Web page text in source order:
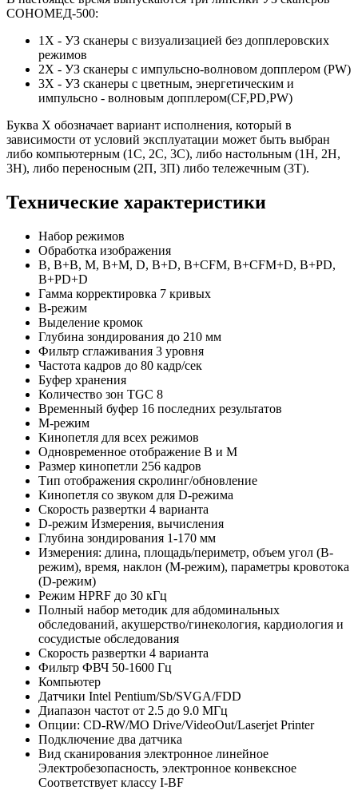
СОНОМЕД-500:
1X - УЗ сканеры с визуализацией без допплеровских
режимов
2X - УЗ сканеры с импульсно-волновом допплером (PW)
3X - УЗ сканеры с цветным, энергетическим и
импульсно - волновым допплером(CF,PD,PW)
Буква Х обозначает вариант исполнения, который в
зависимости от условий эксплуатации может быть выбран
либо компьютерным (1С, 2С, 3С), либо настольным (1Н, 2Н,
3Н), либо переносным (2П, 3П) либо тележечным (3Т).
Технические характеристики
Набор режимов
Обработка изображения
B, B+B, M, B+M, D, B+D, B+CFM, B+CFM+D, B+PD,
B+PD+D
Гамма корректировка 7 кривых
B-режим
Выделение кромок
Глубина зондирования до 210 мм
Фильтр сглаживания 3 уровня
Частота кадров до 80 кадр/сек
Буфер хранения
Количество зон TGC 8
Временный буфер 16 последних результатов
M-режим
Кинопетля для всех режимов
Одновременное отображение В и М
Размер кинопетли 256 кадров
Тип отображения скролинг/обновление
Кинопетля со звуком для D-режима
Скорость развертки 4 варианта
D-режим Измерения, вычисления
Глубина зондирования 1-170 мм
Измерения: длина, площадь/периметр, объем угол (В-
режим), время, наклон (М-режим), параметры кровотока
(D-режим)
Режим HPRF до 30 кГц
Полный набор методик для абдоминальных
обследований, акушерство/гинекология, кардиология и
сосудистые обследования
Скорость развертки 4 варианта
Фильтр ФВЧ 50-1600 Гц
Компьютер
Датчики Intel Pentium/Sb/SVGA/FDD
Диапазон частот от 2.5 до 9.0 МГц
Опции: CD-RW/MO Drive/VideoOut/Laserjet Printer
Подключение два датчика
Вид сканирования электронное линейное
Электробезопасность, электронное конвексное
Соответствует классу I-BF